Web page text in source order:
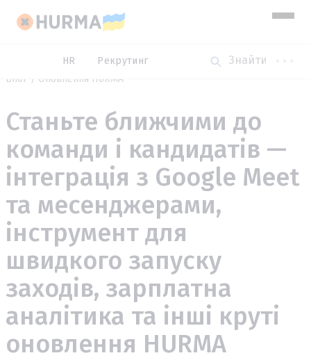
HR
Рекрутинг
Блог
Оновлення HURMA
Станьте ближчими до
команди і кандидатів —
інтеграція з Google Meet
та месенджерами,
інструмент для
швидкого запуску
заходів, зарплатна
аналітика та інші круті
оновлення HURMA